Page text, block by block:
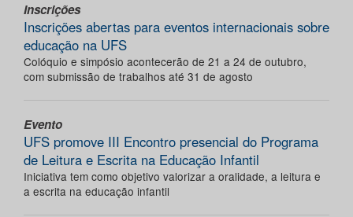
Inscrições
Inscrições abertas para eventos internacionais sobre
educação na UFS
Colóquio e simpósio acontecerão de 21 a 24 de outubro,
com submissão de trabalhos até 31 de agosto
Evento
UFS promove III Encontro presencial do Programa
de Leitura e Escrita na Educação Infantil
Iniciativa tem como objetivo valorizar a oralidade, a leitura e
a escrita na educação infantil